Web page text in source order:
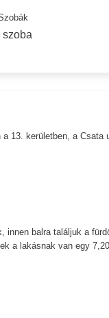
szoba
13. kerületben, a Csata
innen balra találjuk a
a lakásnak van egy